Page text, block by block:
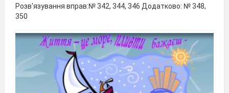
Розв'язування вправ:№ 342, 344, 346 Додатково: № 348,
350